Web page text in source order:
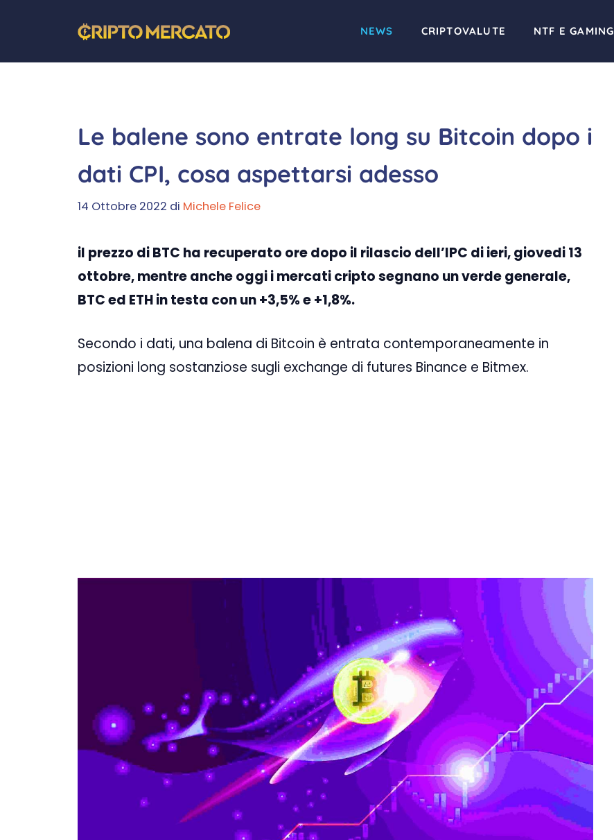
contenuto
NEWS CRIPTOVALUTE NTF E GAMING
Le balene sono entrate long su Bitcoin dopo i
dati CPI, cosa aspettarsi adesso
14 Ottobre 2022 di Michele Felice
il prezzo di BTC ha recuperato ore dopo il rilascio dell’IPC di ieri, giovedi 13
ottobre, mentre anche oggi i mercati cripto segnano un verde generale,
BTC ed ETH in testa con un +3,5% e +1,8%.
Secondo i dati, una balena di Bitcoin è entrata contemporaneamente in
posizioni long sostanziose sugli exchange di futures Binance e Bitmex.